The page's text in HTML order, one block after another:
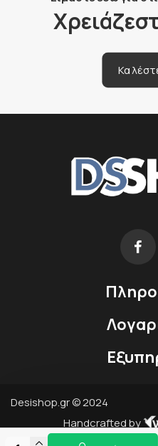
Desishop.gr © 2024
Handcrafted by